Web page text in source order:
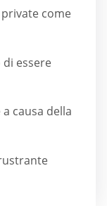
come
essere
causa della